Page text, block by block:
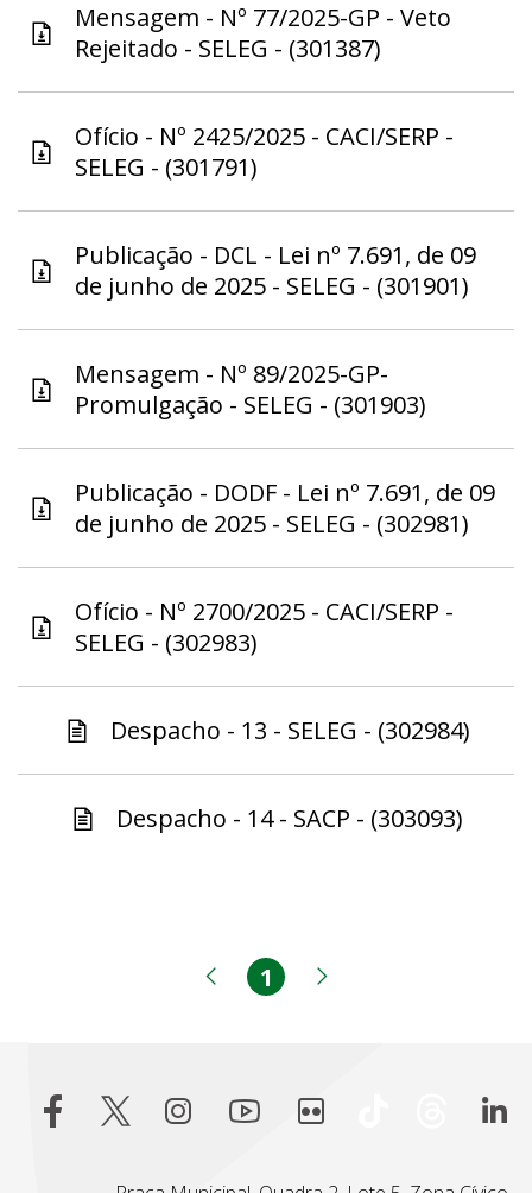
Mensagem - Nº 77/2025-GP - Veto
Rejeitado - SELEG - (301387)
Ofício - Nº 2425/2025 - CACI/SERP -
SELEG - (301791)
Publicação - DCL - Lei nº 7.691, de 09
de junho de 2025 - SELEG - (301901)
Mensagem - Nº 89/2025-GP-
Promulgação - SELEG - (301903)
Publicação - DODF - Lei nº 7.691, de 09
de junho de 2025 - SELEG - (302981)
Ofício - Nº 2700/2025 - CACI/SERP -
SELEG - (302983)
Despacho - 13 - SELEG - (302984)
Despacho - 14 - SACP - (303093)
Página anterior
Página
1